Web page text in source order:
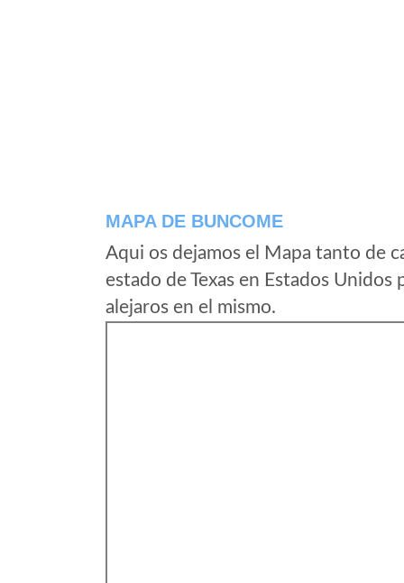
MAPA DE BUNCOME
Aqui os dejamos el Mapa tanto de
estado de Texas en Estados
alejaros en el mismo.